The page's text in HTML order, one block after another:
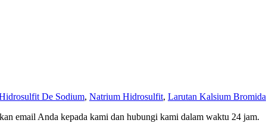
De Sodium, Natrium Hidrosulfit, Larutan Kalsium Bromida
email Anda kepada kami dan hubungi kami dalam waktu 24 jam.